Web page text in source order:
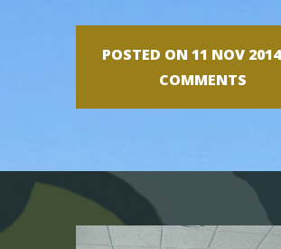
POSTED ON 11 NOV
COMMENTS